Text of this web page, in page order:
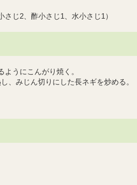
じ2、酢小さじ1、水小さじ1）
うにこんがり焼く。
、みじん切りにした長ネギを炒める。